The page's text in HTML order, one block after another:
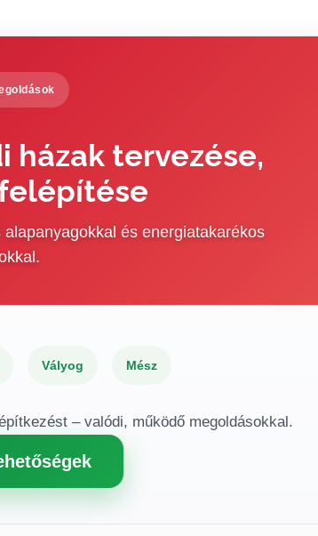
házak tervezése,
és energiatakarékos
Vályog Mész
– valódi, működő megoldásokkal.